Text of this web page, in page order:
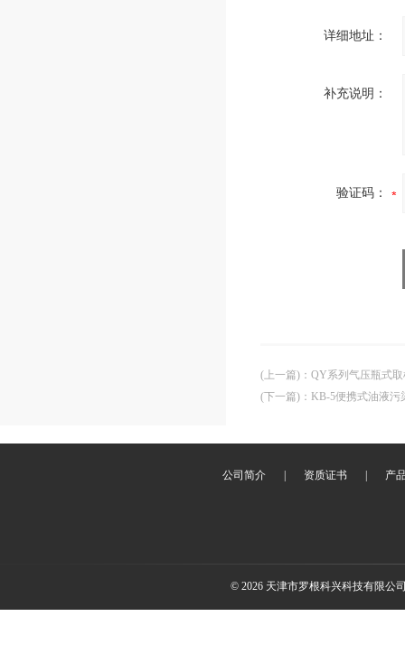
详细地址：
补充说明：
验证码：
(上一篇) ： QY系列气压瓶式
(下一篇) ： KB-5便携式油液污
公司简介 资质证书 产
© 2026 天津市罗根科兴科技有限公